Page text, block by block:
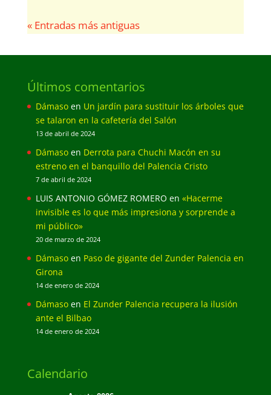
« Entradas más antiguas
Últimos comentarios
Dámasoen Un jardín para sustituir los árboles que
se talaron en la cafetería del Salón
13 de abril de 2024
Dámasoen Derrota para Chuchi Macón en su
estreno en el banquillo del Palencia Cristo
7 de abril de 2024
LUIS ANTONIO GÓMEZ ROMERO en «Hacerme
invisible es lo que más impresiona y sorprende a
mi público»
20 de marzo de 2024
Dámasoen Paso de gigante del Zunder Palencia en
Girona
14 de enero de 2024
Dámasoen El Zunder Palencia recupera la ilusión
ante el Bilbao
14 de enero de 2024
Calendario